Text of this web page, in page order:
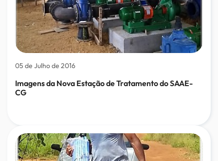
05 de Julho de 2016
Imagens da Nova Estação de Tratamento do SAAE-
CG